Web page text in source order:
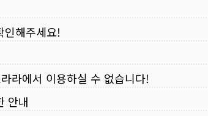
인해주세요!
라에서 이용하실 수 없습니다!
안내